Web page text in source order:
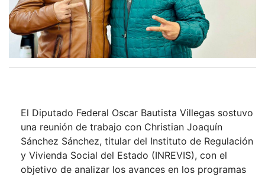
El Diputado Federal Oscar Bautista Villegas sostuvo
una reunión de trabajo con Christian Joaquín
Sánchez Sánchez, titular del Instituto de Regulación
y Vivienda Social del Estado (INREVIS), con el
objetivo de analizar los avances en los programas